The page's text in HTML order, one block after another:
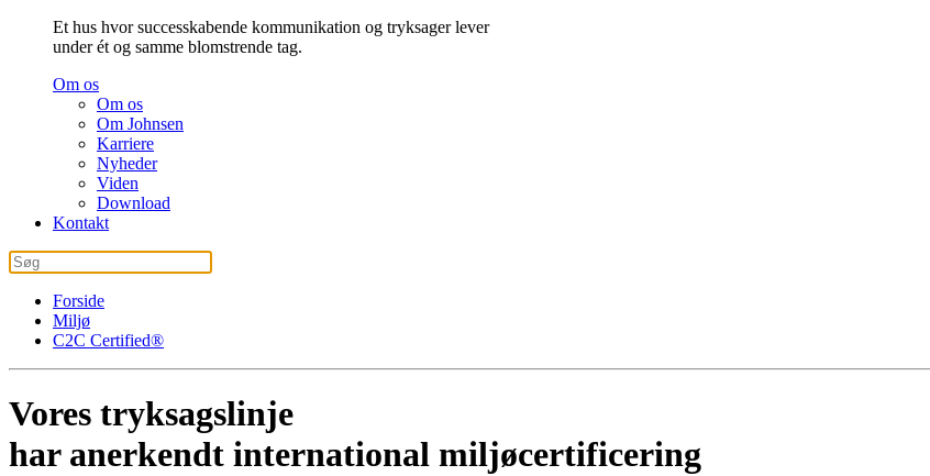
Et hus hvor successkabende kommunikation og tryksager lever
under ét og samme blomstrende tag.
Om os
Om os
Om Johnsen
Karriere
Nyheder
Viden
Download
Kontakt
Forside
Miljø
C2C Certified®
Vores tryksags­linje
har anerkendt international miljø­certificering